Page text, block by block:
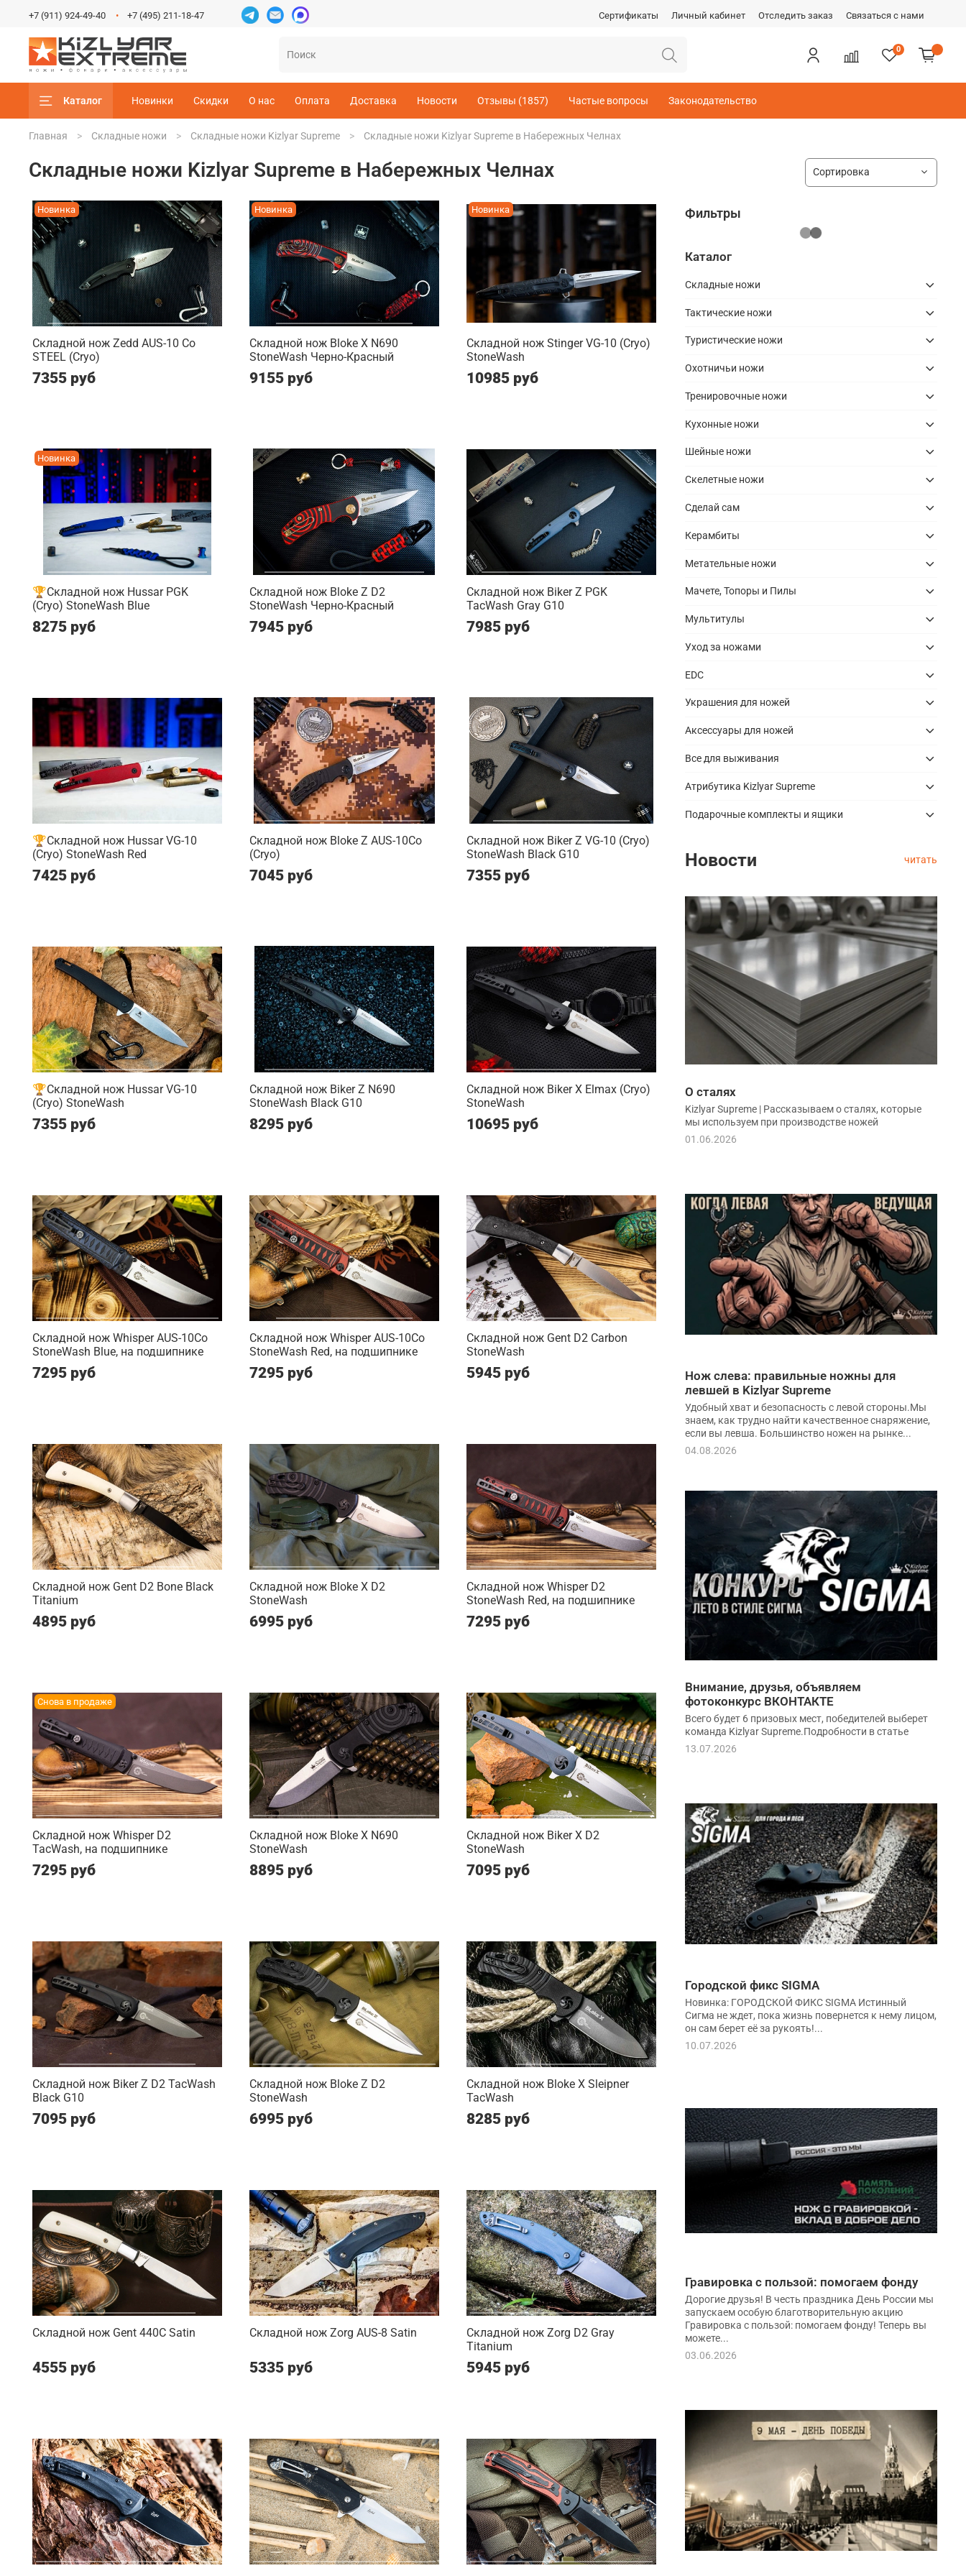
Сертификаты Личный кабинет Отследить заказ Связаться с нами
+7 (911) 924-49-40 +7 (495) 211-18-47
0
Каталог Новинки Скидки О нас Оплата Доставка Новости Отзывы (1857) Частые вопросы Законодательство
Главная Складные ножи Складные ножи Kizlyar Supreme Складные ножи Kizlyar Supreme в Набережных Челнах
Складные ножи Kizlyar Supreme в Набережных Челнах
Новинка
Складной нож Zedd AUS-10 Co
STEEL (Cryo)
7355 руб
Новинка
Складной нож Bloke X N690
StoneWash Черно-Красный
9155 руб
Новинка
Складной нож Stinger VG-10 (Cryo)
StoneWash
10985 руб
Новинка
🏆Складной нож Hussar PGK
(Cryo) StoneWash Blue
8275 руб
Складной нож Bloke Z D2
StoneWash Черно-Красный
7945 руб
Складной нож Biker Z PGK
TacWash Gray G10
7985 руб
🏆Складной нож Hussar VG-10
(Cryo) StoneWash Red
7425 руб
Складной нож Bloke Z AUS-10Co
(Cryo)
7045 руб
Складной нож Biker Z VG-10 (Cryo)
StoneWash Black G10
7355 руб
🏆Складной нож Hussar VG-10
(Cryo) StoneWash
7355 руб
Складной нож Biker Z N690
StoneWash Black G10
8295 руб
Складной нож Biker X Elmax (Cryo)
StoneWash
10695 руб
Складной нож Whisper AUS-10Co
StoneWash Blue, на подшипнике
7295 руб
Складной нож Whisper AUS-10Co
StoneWash Red, на подшипнике
7295 руб
Складной нож Gent D2 Carbon
StoneWash
5945 руб
Складной нож Gent D2 Bone Black
Titanium
4895 руб
Складной нож Bloke X D2
StoneWash
6995 руб
Складной нож Whisper D2
StoneWash Red, на подшипнике
7295 руб
Снова в продаже
Складной нож Whisper D2
TacWash, на подшипнике
7295 руб
Складной нож Bloke X N690
StoneWash
8895 руб
Складной нож Biker X D2
StoneWash
7095 руб
Складной нож Biker Z D2 TacWash
Black G10
7095 руб
Складной нож Bloke Z D2
StoneWash
6995 руб
Складной нож Bloke X Sleipner
TacWash
8285 руб
Складной нож Gent 440C Satin
4555 руб
Складной нож Zorg AUS-8 Satin
5335 руб
Складной нож Zorg D2 Gray
Titanium
5945 руб
Фильтры
Каталог
Складные ножи
Тактические ножи
Туристические ножи
Охотничьи ножи
Тренировочные ножи
Кухонные ножи
Шейные ножи
Скелетные ножи
Сделай сам
Керамбиты
Метательные ножи
Мачете, Топоры и Пилы
Мультитулы
Уход за ножами
EDC
Украшения для ножей
Аксессуары для ножей
Все для выживания
Атрибутика Kizlyar Supreme
Подарочные комплекты и ящики
Новости читать
О сталях
Kizlyar Supreme | Рассказываем о сталях, которые
мы используем при производстве ножей
01.06.2026
Нож слева: правильные ножны для
левшей в Kizlyar Supreme
Удобный хват и безопасность с левой стороны.Мы
знаем, как трудно найти качественное снаряжение,
если вы левша. Большинство ножен на рынке...
04.08.2026
Внимание, друзья, объявляем
фотоконкурс ВКОНТАКТЕ
Всего будет 6 призовых мест, победителей выберет
команда Kizlyar Supreme.Подробности в статье
13.07.2026
Городской фикс SIGMA
Новинка: ГОРОДСКОЙ ФИКС SIGMA Истинный
Сигма не ждет, пока жизнь повернется к нему лицом,
он сам берет её за рукоять!...
10.07.2026
Гравировка с пользой: помогаем фонду
Дорогие друзья! В честь праздника День России мы
запускаем особую благотворительную акцию
Гравировка с пользой: помогаем фонду! Теперь вы
можете...
03.06.2026